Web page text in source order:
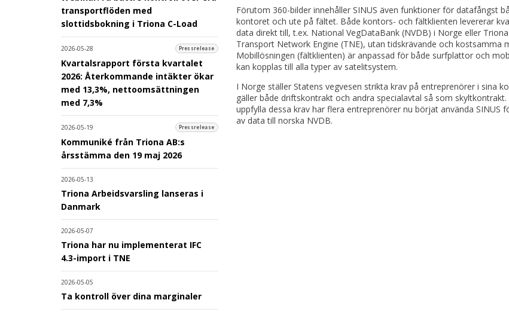
transportflöden med
slottidsbokning i Triona C-Load
2026-05-28 Pressrelease
Kvartalsrapport första kvartalet
2026: Återkommande intäkter ökar
med 13,3%, nettoomsättningen
med 7,3%
2026-05-19 Pressrelease
Kommuniké från Triona AB:s
årsstämma den 19 maj 2026
2026-05-13
Triona Arbeidsvarsling lanseras i
Danmark
2026-05-07
Triona har nu implementerat IFC
4.3-import i TNE
2026-05-05
Ta kontroll över dina marginaler
Förutom 360-bilder innehåller SINUS även funktioner för datafångst
kontoret och ute på fältet. Både kontors- och fältklienten levererar
data direkt till, t.ex. National VegDataBank (NVDB) i Norge eller
Transport Network Engine (TNE), utan tidskrävande och kostsamma
Mobillösningen (fältklienten) är anpassad för både surfplattor och
kan kopplas till alla typer av satelitsystem.
I Norge ställer Statens vegvesen strikta krav på entreprenörer i sina
gäller både driftskontrakt och andra specialavtal så som
uppfylla dessa krav har flera entreprenörer nu börjat använda SINUS
av data till norska NVDB.